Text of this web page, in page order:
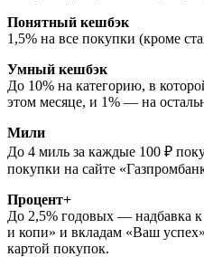
Понятный кешбэк
1,5% на все покупки (кроме
Умный кешбэк
До 10% на категорию, в
этом месяце, и 1% — на
Мили
До 4 миль за каждые 100 ₽
покупки на сайте
Процент+
До 2,5% годовых — надбавка к
и копи» и вкладам «Ваш
картой покупок.